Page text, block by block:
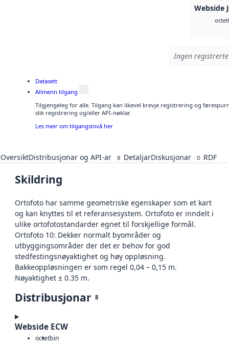
Webside
octet
Ingen
Datasett
Allmenn tilgang
Tilgjengeleg for alle. Tilgang kan likevel krevje registrering og
slik registrering og/eller API-nøklar.
Les meir om tilgangsnivå her
OversiktDistribusjonar og API-ar 8 DetaljarDiskusjonar 0 RDF
Skildring
Ortofoto har samme geometriske egenskaper som et kart
og kan knyttes til et referansesystem. Ortofoto er inndelt i
ulike ortofotostandarder egnet til forskjellige formål.
Ortofoto 10: Dekker normalt byområder og
utbyggingsområder der det er behov for god
stedfestingsnøyaktighet og høy oppløsning.
Bakkeoppløsningen er som regel 0,04 – 0,15 m.
Nøyaktighet ± 0.35 m.
Distribusjonar 8
Webside ECW
octetbin